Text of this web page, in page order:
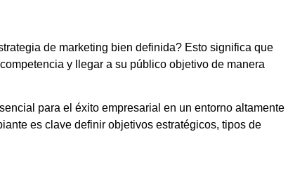
de marketing bien definida? Esto significa que
y llegar a su público objetivo de manera
para el éxito empresarial en un entorno altamente
es clave definir objetivos estratégicos, tipos de